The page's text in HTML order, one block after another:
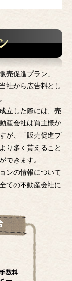
売促進プラン」
社から広告料とし
立した際には、売
産会社は買主様か
が、「販売促進プ
り多く貰えること
できます。
ンの情報について
ての不動産会社に